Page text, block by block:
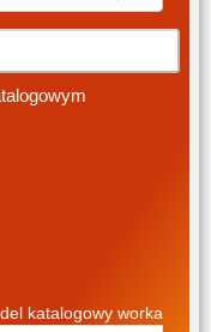
katalogowy worka